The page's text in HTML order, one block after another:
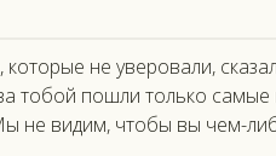
не уверовали,
тобой пошли только
не видим, чтобы вы чем-